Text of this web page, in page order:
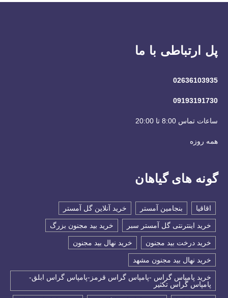
پل ارتباطی با ما
02636103935
09193191730
ساعات تماس 8:00 تا 20:00
همه روزه
گونه های گیاهان
اقاقیا بنجامین آمستر خرید آنلاین گل آمستر
خرید اینترنتی گل آمستر سبر خرید بید مجنون بزرگ
خرید درخت بید مجنون خرید نهال بید مجنون
خرید نهال بید مجنون مشهد
خرید پامپاس گراس -پامپاس گراس قرمز-پامپاس گراس ابلق-
پامپاس گراس تکثیر